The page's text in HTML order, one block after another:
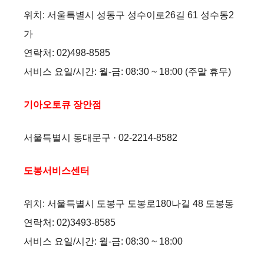
위치: 서울특별시 성동구 성수이로26길 61 성수동2
가
연락처: 02)498-8585
서비스 요일/시간: 월-금: 08:30 ~ 18:00 (주말 휴무)
기아오토큐 장안점
서울특별시 동대문구 · 02-2214-8582
도봉서비스센터
위치: 서울특별시 도봉구 도봉로180나길 48 도봉동
연락처: 02)3493-8585
서비스 요일/시간: 월-금: 08:30 ~ 18:00